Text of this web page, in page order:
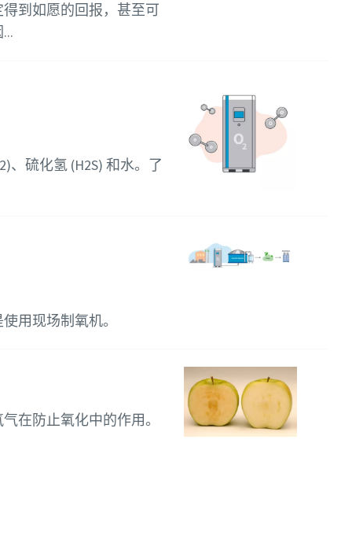
到如愿的回报，甚至可
、硫化氢 (H2S) 和水。了
用现场制氧机。
在防止氧化中的作用。